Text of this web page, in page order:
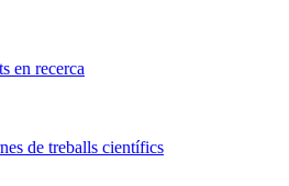
en recerca
de treballs científics